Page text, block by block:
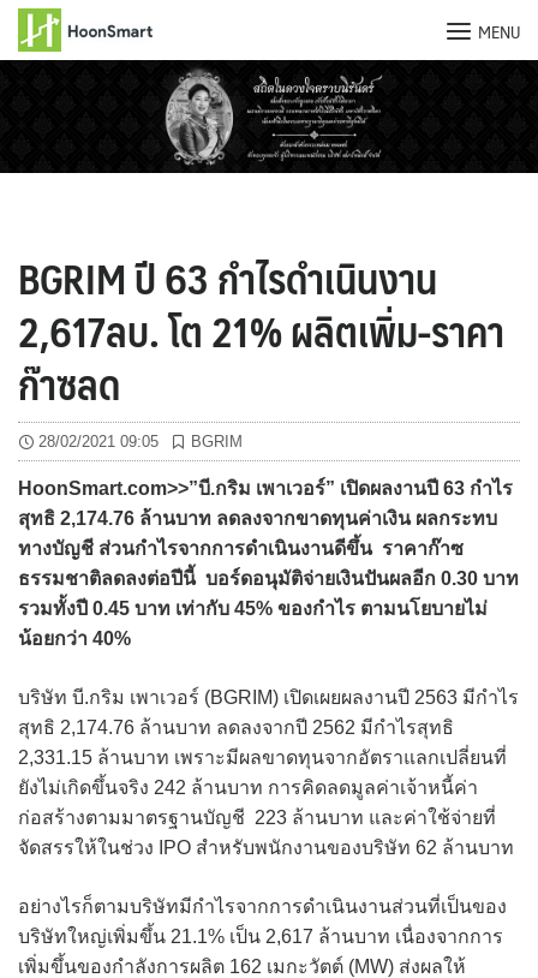
MENU
BGRIM ปี 63 กำไรดำเนินงาน
2,617ลบ. โต 21% ผลิตเพิ่ม-ราคา
ก๊าซลด
28/02/2021 09:05 BGRIM
HoonSmart.com>>”บี.กริม เพาเวอร์” เปิดผลงานปี 63 กำไร
สุทธิ 2,174.76 ล้านบาท ลดลงจากขาดทุนค่าเงิน ผลกระทบ
ทางบัญชี ส่วนกำไรจากการดำเนินงานดีขึ้น ราคาก๊าซ
ธรรมชาติลดลงต่อปีนี้ บอร์ดอนุมัติจ่ายเงินปันผลอีก 0.30 บาท
รวมทั้งปี 0.45 บาท เท่ากับ 45% ของกำไร ตามนโยบายไม่
น้อยกว่า 40%
บริษัท บี.กริม เพาเวอร์ (BGRIM) เปิดเผยผลงานปี 2563 มีกำไร
สุทธิ 2,174.76 ล้านบาท ลดลงจากปี 2562 มีกำไรสุทธิ
2,331.15 ล้านบาท เพราะมีผลขาดทุนจากอัตราแลกเปลี่ยนที่
ยังไม่เกิดขึ้นจริง 242 ล้านบาท การคิดลดมูลค่าเจ้าหนี้ค่า
ก่อสร้างตามมาตรฐานบัญชี 223 ล้านบาท และค่าใช้จ่ายที่
จัดสรรให้ในช่วง IPO สำหรับพนักงานของบริษัท 62 ล้านบาท
อย่างไรก็ตามบริษัทมีกำไรจากการดำเนินงานส่วนที่เป็นของ
บริษัทใหญ่เพิ่มขึ้น 21.1% เป็น 2,617 ล้านบาท เนื่องจากการ
เพิ่มขึ้นของกำลังการผลิต 162 เมกะวัตต์ (MW) ส่งผลให้